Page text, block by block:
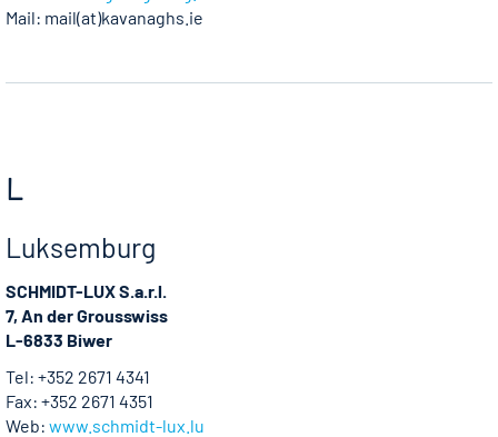
Mail: mail(at)kavanaghs.ie
L
Luksemburg
SCHMIDT-LUX S.a.r.l.
7, An der Grousswiss
L-6833 Biwer
Tel: +352 2671 4341
Fax: +352 2671 4351
Web: www.schmidt-lux.lu